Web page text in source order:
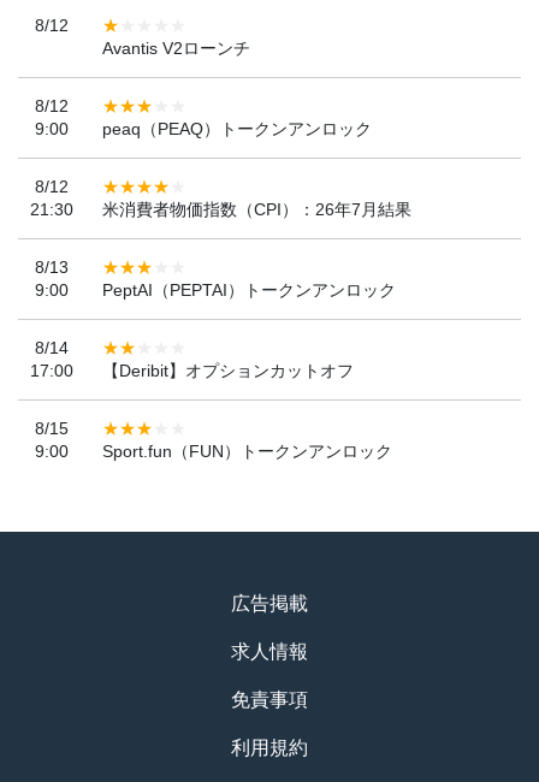
8/12
Avantis V2ローンチ
8/12
9:00
peaq（PEAQ）トークンアンロック
8/12
21:30
米消費者物価指数（CPI）：26年7月結果
8/13
9:00
PeptAI（PEPTAI）トークンアンロック
8/14
17:00
【Deribit】オプションカットオフ
8/15
9:00
Sport.fun（FUN）トークンアンロック
広告掲載
求人情報
免責事項
利用規約